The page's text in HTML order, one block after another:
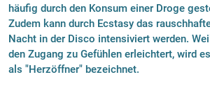
häufig durch den Konsum einer Droge
Zudem kann durch Ecstasy das
Nacht in der Disco intensiviert werden.
den Zugang zu Gefühlen erleichtert, wird
als "Herzöffner" bezeichnet.